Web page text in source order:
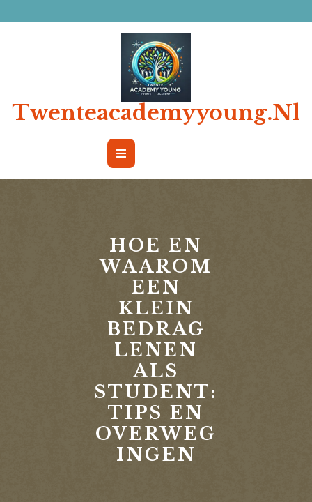
naar
Twenteacademyyoung.nl
Open
Button
HOE EN
WAAROM
EEN
KLEIN
BEDRAG
LENEN
ALS
STUDENT:
TIPS EN
OVERWEG
INGEN